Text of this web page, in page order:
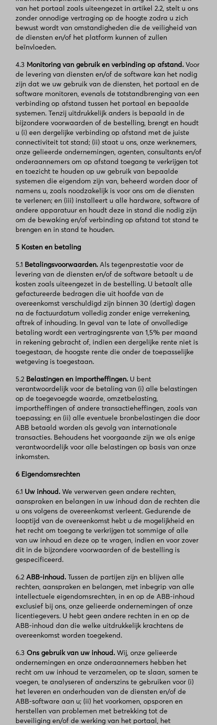
van het portaal zoals uiteengezet in artikel 2.2, stelt u ons
zonder onnodige vertraging op de hoogte zodra u zich
bewust wordt van omstandigheden die de veiligheid van
de diensten en/of het platform kunnen of zullen
beïnvloeden.
4.3 Monitoring van gebruik en verbinding op afstand. Voor
de levering van diensten en/of de software kan het nodig
zijn dat we uw gebruik van de diensten, het portaal en de
software monitoren, evenals de totstandbrenging van een
verbinding op afstand tussen het portaal en bepaalde
systemen. Tenzij uitdrukkelijk anders is bepaald in de
bijzondere voorwaarden of de bestelling, brengt en houdt
u (i) een dergelijke verbinding op afstand met de juiste
connectiviteit tot stand; (ii) staat u ons, onze werknemers,
onze gelieerde ondernemingen, agenten, consultants en/of
onderaannemers om op afstand toegang te verkrijgen tot
en toezicht te houden op uw gebruik van bepaalde
systemen die eigendom zijn van, beheerd worden door of
namens u, zoals noodzakelijk is voor ons om de diensten
te verlenen; en (iii) installeert u alle hardware, software of
andere apparatuur en houdt deze in stand die nodig zijn
om de bewaking en/of verbinding op afstand tot stand te
brengen en in stand te houden.
5 Kosten en betaling
5.1 Betalingsvoorwaarden. Als tegenprestatie voor de
levering van de diensten en/of de software betaalt u de
kosten zoals uiteengezet in de bestelling. U betaalt alle
gefactureerde bedragen die uit hoofde van de
overeenkomst verschuldigd zijn binnen 30 (dertig) dagen
na de factuurdatum volledig zonder enige verrekening,
aftrek of inhouding. In geval van te late of onvolledige
betaling wordt een vertragingsrente van 1,5% per maand
in rekening gebracht of, indien een dergelijke rente niet is
toegestaan, de hoogste rente die onder de toepasselijke
wetgeving is toegestaan.
5.2 Belastingen en importheffingen. U bent
verantwoordelijk voor de betaling van (i) alle belastingen
op de toegevoegde waarde, omzetbelasting,
importheffingen of andere transactieheffingen, zoals van
toepassing; en (ii) alle eventuele bronbelastingen die door
ABB betaald worden als gevolg van internationale
transacties. Behoudens het voorgaande zijn we als enige
verantwoordelijk voor alle belastingen op basis van onze
inkomsten.
6 Eigendomsrechten
6.1 Uw inhoud. We verwerven geen andere rechten,
aanspraken en belangen in uw inhoud dan de rechten die
u ons volgens de overeenkomst verleent. Gedurende de
looptijd van de overeenkomst hebt u de mogelijkheid en
het recht om toegang te verkrijgen tot sommige of alle
van uw inhoud en deze op te vragen, indien en voor zover
dit in de bijzondere voorwaarden of de bestelling is
gespecificeerd.
6.2 ABB-inhoud. Tussen de partijen zijn en blijven alle
rechten, aanspraken en belangen, met inbegrip van alle
intellectuele eigendomsrechten, in en op de ABB-inhoud
exclusief bij ons, onze gelieerde ondernemingen of onze
licentiegevers. U hebt geen andere rechten in en op de
ABB-inhoud dan die welke uitdrukkelijk krachtens de
overeenkomst worden toegekend.
6.3 Ons gebruik van uw inhoud. Wij, onze gelieerde
ondernemingen en onze onderaannemers hebben het
recht om uw inhoud te verzamelen, op te slaan, samen te
voegen, te analyseren of anderszins te gebruiken voor (i)
het leveren en onderhouden van de diensten en/of de
ABB-software aan u; (ii) het voorkomen, opsporen en
herstellen van problemen met betrekking tot de
beveiliging en/of de werking van het portaal, het